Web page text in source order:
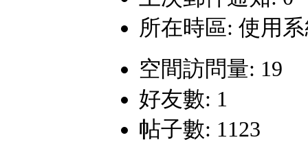
所在時區: 使用
空間訪問量: 19
好友數: 1
帖子數: 1123